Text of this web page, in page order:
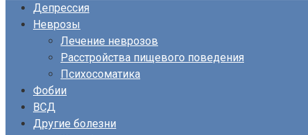
Депрессия
Неврозы
Лечение неврозов
Расстройства пищевого поведения
Психосоматика
Фобии
ВСД
Другие болезни